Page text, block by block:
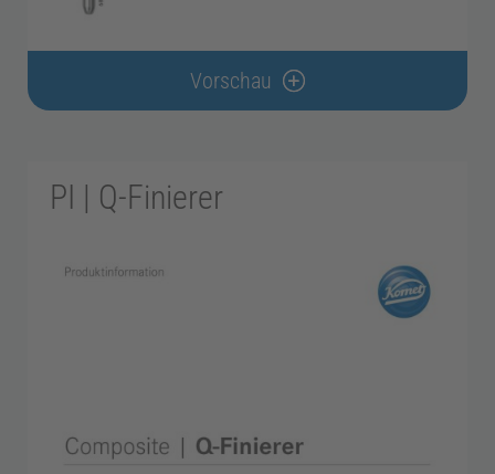
Vorschau
PI | Q-Finierer